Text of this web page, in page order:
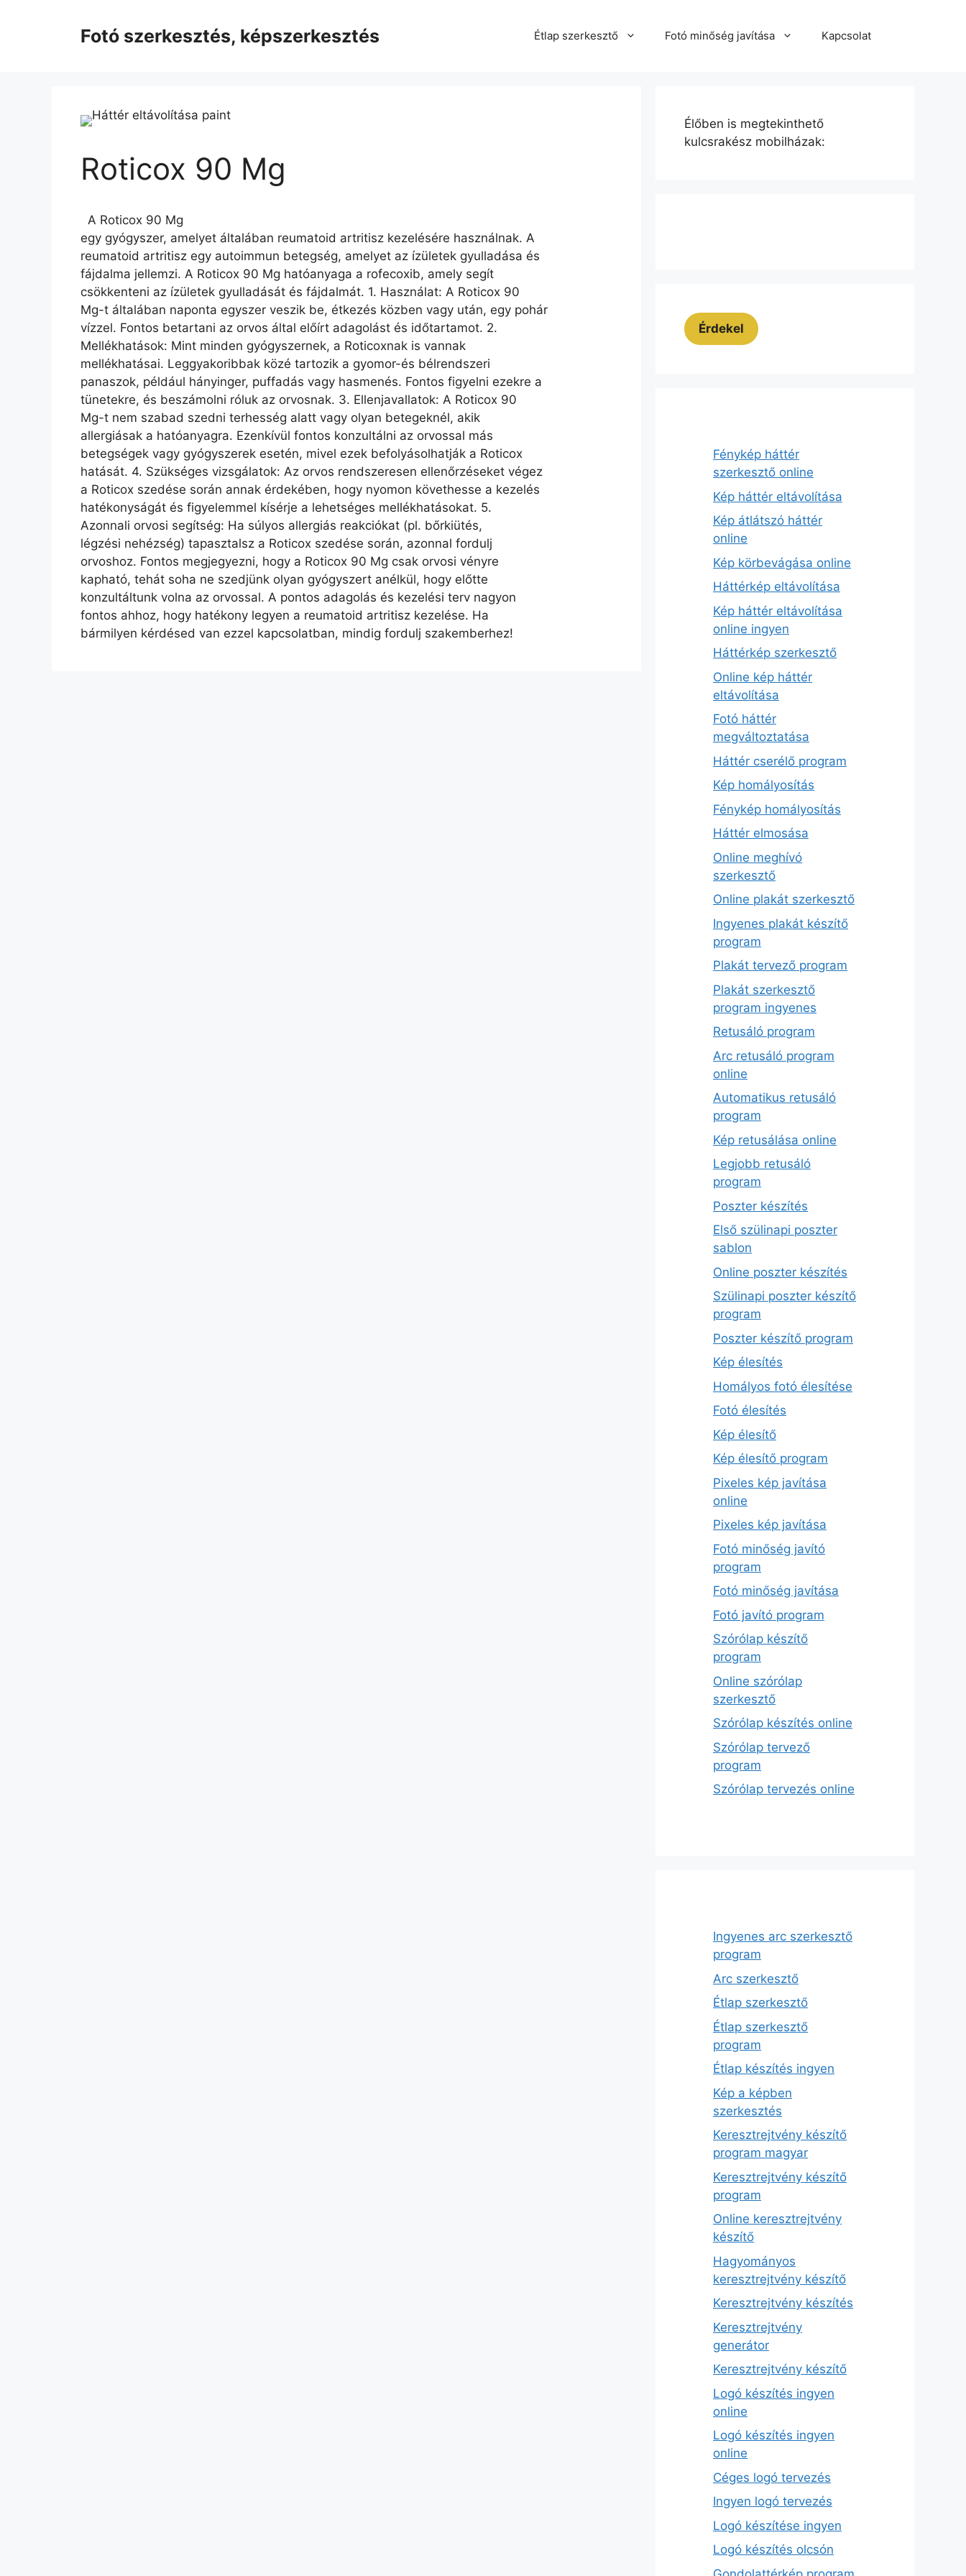
Fotó szerkesztés, képszerkesztés Étlap szerkesztő Fotó minőség javítása Kapcsolat
Roticox 90 Mg
A Roticox 90 Mg
egy gyógyszer, amelyet általában reumatoid artritisz kezelésére használnak. A
reumatoid artritisz egy autoimmun betegség, amelyet az ízületek gyulladása és
fájdalma jellemzi. A Roticox 90 Mg hatóanyaga a rofecoxib, amely segít
csökkenteni az ízületek gyulladását és fájdalmát. 1. Használat: A Roticox 90
Mg-t általában naponta egyszer veszik be, étkezés közben vagy után, egy pohár
vízzel. Fontos betartani az orvos által előírt adagolást és időtartamot. 2.
Mellékhatások: Mint minden gyógyszernek, a Roticoxnak is vannak
mellékhatásai. Leggyakoribbak közé tartozik a gyomor-és bélrendszeri
panaszok, például hányinger, puffadás vagy hasmenés. Fontos figyelni ezekre a
tünetekre, és beszámolni róluk az orvosnak. 3. Ellenjavallatok: A Roticox 90
Mg-t nem szabad szedni terhesség alatt vagy olyan betegeknél, akik
allergiásak a hatóanyagra. Ezenkívül fontos konzultálni az orvossal más
betegségek vagy gyógyszerek esetén, mivel ezek befolyásolhatják a Roticox
hatását. 4. Szükséges vizsgálatok: Az orvos rendszeresen ellenőrzéseket végez
a Roticox szedése során annak érdekében, hogy nyomon követhesse a kezelés
hatékonyságát és figyelemmel kísérje a lehetséges mellékhatásokat. 5.
Azonnali orvosi segítség: Ha súlyos allergiás reakciókat (pl. bőrkiütés,
légzési nehézség) tapasztalsz a Roticox szedése során, azonnal fordulj
orvoshoz. Fontos megjegyezni, hogy a Roticox 90 Mg csak orvosi vényre
kapható, tehát soha ne szedjünk olyan gyógyszert anélkül, hogy előtte
konzultáltunk volna az orvossal. A pontos adagolás és kezelési terv nagyon
fontos ahhoz, hogy hatékony legyen a reumatoid artritisz kezelése. Ha
bármilyen kérdésed van ezzel kapcsolatban, mindig fordulj szakemberhez!
Élőben is megtekinthető
kulcsrakész mobilházak:
Érdekel
Fénykép háttér
szerkesztő online
Kép háttér eltávolítása
Kép átlátszó háttér
online
Kép körbevágása online
Háttérkép eltávolítása
Kép háttér eltávolítása
online ingyen
Háttérkép szerkesztő
Online kép háttér
eltávolítása
Fotó háttér
megváltoztatása
Háttér cserélő program
Kép homályosítás
Fénykép homályosítás
Háttér elmosása
Online meghívó
szerkesztő
Online plakát szerkesztő
Ingyenes plakát készítő
program
Plakát tervező program
Plakát szerkesztő
program ingyenes
Retusáló program
Arc retusáló program
online
Automatikus retusáló
program
Kép retusálása online
Legjobb retusáló
program
Poszter készítés
Első szülinapi poszter
sablon
Online poszter készítés
Szülinapi poszter készítő
program
Poszter készítő program
Kép élesítés
Homályos fotó élesítése
Fotó élesítés
Kép élesítő
Kép élesítő program
Pixeles kép javítása
online
Pixeles kép javítása
Fotó minőség javító
program
Fotó minőség javítása
Fotó javító program
Szórólap készítő
program
Online szórólap
szerkesztő
Szórólap készítés online
Szórólap tervező
program
Szórólap tervezés online
Ingyenes arc szerkesztő
program
Arc szerkesztő
Étlap szerkesztő
Étlap szerkesztő
program
Étlap készítés ingyen
Kép a képben
szerkesztés
Keresztrejtvény készítő
program magyar
Keresztrejtvény készítő
program
Online keresztrejtvény
készítő
Hagyományos
keresztrejtvény készítő
Keresztrejtvény készítés
Keresztrejtvény
generátor
Keresztrejtvény készítő
Logó készítés ingyen
online
Logó készítés ingyen
online
Céges logó tervezés
Ingyen logó tervezés
Logó készítése ingyen
Logó készítés olcsón